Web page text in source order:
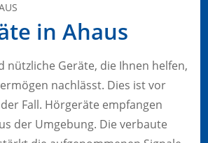
in Ahaus
nützliche Geräte, die Ihnen helfen,
nachlässt. Dies ist vor
Fall. Hörgeräte empfangen
der Umgebung. Die verbaute